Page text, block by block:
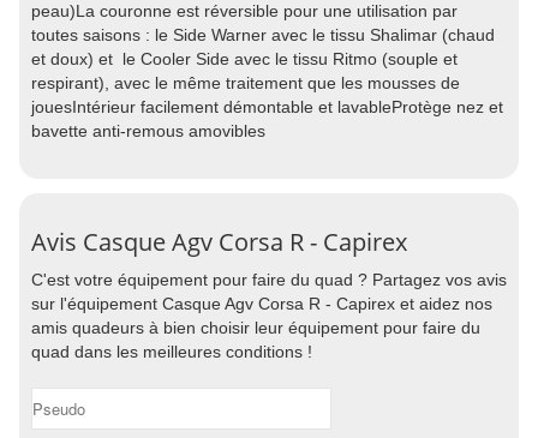
peau)La couronne est réversible pour une utilisation par
toutes saisons : le Side Warner avec le tissu Shalimar (chaud
et doux) et le Cooler Side avec le tissu Ritmo (souple et
respirant), avec le même traitement que les mousses de
jouesIntérieur facilement démontable et lavableProtège nez et
bavette anti-remous amovibles
Avis Casque Agv Corsa R - Capirex
C'est votre équipement pour faire du quad ? Partagez vos avis
sur l'équipement Casque Agv Corsa R - Capirex et aidez nos
amis quadeurs à bien choisir leur équipement pour faire du
quad dans les meilleures conditions !